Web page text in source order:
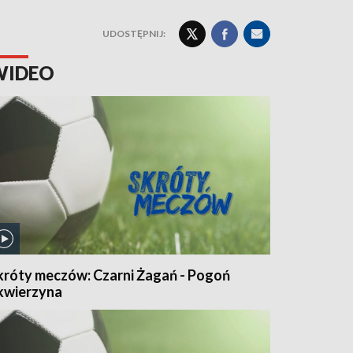
UDOSTĘPNIJ:
meczów: Czarni Żagań - Pogoń